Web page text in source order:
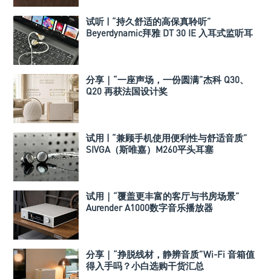
试听 | “持久舒适的高保真聆听”
Beyerdynamic拜雅 DT 30 IE 入耳式监听耳
分享｜“一座声场，一份圆满”杰科 Q30、
Q20 再获法国设计奖
试用 | “兼顾手机使用便利性与舒适音质”
SIVGA（斯唯嘉）M260平头耳塞
试用｜“覆盖更丰富的客厅与书房场景”
Aurender A1000数字音乐播放器
分享｜“挣脱线材，静辨音质”Wi-Fi 音箱值
得入手吗？小白选购干货汇总